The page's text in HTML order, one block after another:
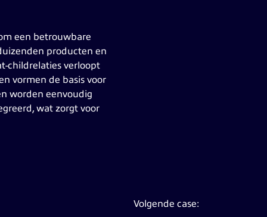
een betrouwbare
producten en
childrelaties verloopt
vormen de basis voor
worden eenvoudig
wat zorgt voor
Volgende case: